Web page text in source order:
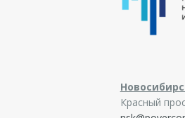
Красный